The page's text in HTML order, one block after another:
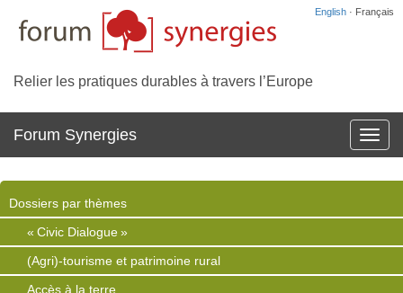
English · Français
Relier les pratiques durables à travers l’Europe
la
Forum Synergies
Dossiers par thèmes
« Civic Dialogue »
(Agri)-tourisme et patrimoine rural
Accès à la terre